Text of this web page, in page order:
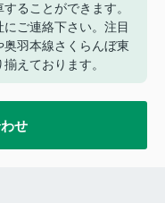
ることができます。
ご連絡下さい。注目
羽本線さくらんぼ東
えております。
せ